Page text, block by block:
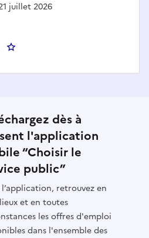
juillet 2026
: Contrôleur maintiens à domicile
dès à
l'application
“Choisir le
public”
retrouvez en
et en toutes
les offres d'emploi
dans l'ensemble des